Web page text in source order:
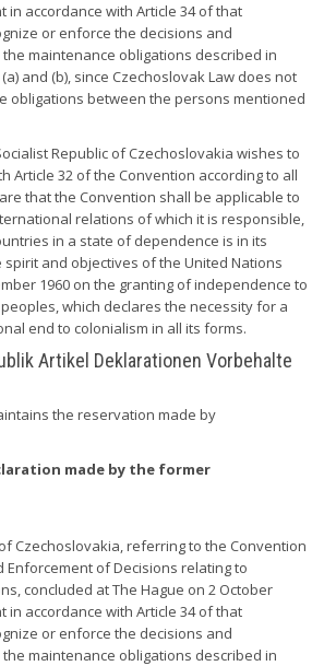
in accordance with Article 34 of that
or enforce the decisions and
maintenance obligations described in
and (b), since Czechoslovak Law does not
obligations between the persons mentioned
Republic of Czechoslovakia wishes to
Article 32 of the Convention according to all
that the Convention shall be applicable to
relations of which it is responsible,
in a state of dependence is in its
and objectives of the United Nations
1960 on the granting of independence to
which declares the necessity for a
end to colonialism in all its forms.
Artikel Deklarationen Vorbehalte
the reservation made by
made by the former
Czechoslovakia, referring to the Convention
Enforcement of Decisions relating to
concluded at The Hague on 2 October
in accordance with Article 34 of that
or enforce the decisions and
maintenance obligations described in